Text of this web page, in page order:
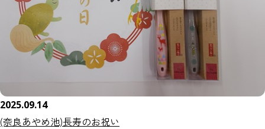
2025.09.14
(奈良あやめ池)長寿のお祝い